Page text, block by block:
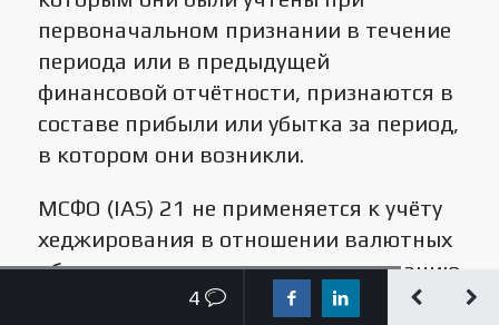
первоначальном признании в течение
периода или в предыдущей
финансовой отчётности, признаются в
составе прибыли или убытка за период,
в котором они возникли.
МСФО (IAS) 21 не применяется к учёту
хеджирования в отношении валютных
объектов, в том числе к хеджированию
чистых инвестиций в иностранное
4